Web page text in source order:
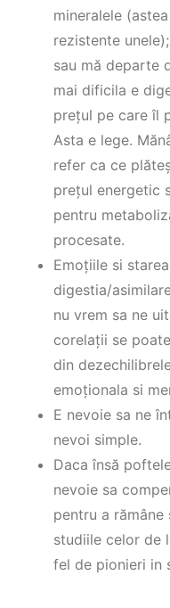
mineralele
rezistente
sau mă departe
mai dificila e
prețul pe care îl
Asta e lege.
refer ca ce
prețul energetic
pentru
procesate.
Emoțiile si
digestia/
nu vrem sa ne
corelații se
din
emoționala si
E nevoie sa ne
nevoi simple.
Daca însă
nevoie sa
pentru a rămâne
studiile celor de
fel de pionieri in